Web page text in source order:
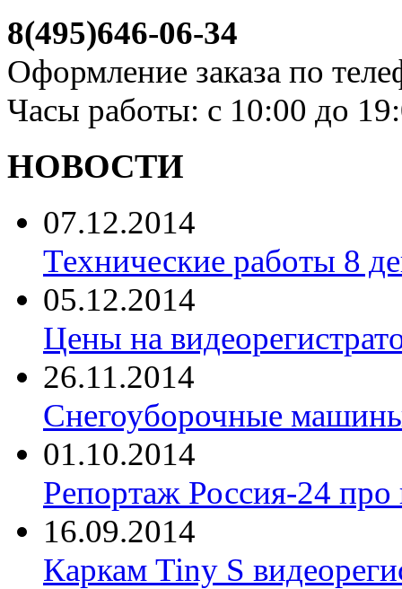
8(495)646-06-34
Оформление заказа по
Часы работы: с 10:00 до
НОВОСТИ
07.12.2014
Технические работы 8
05.12.2014
Цены на
26.11.2014
Снегоуборочные машины
01.10.2014
Репортаж Россия-24 про
16.09.2014
Каркам Tiny S